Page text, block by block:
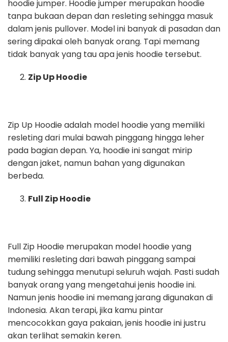
hoodie jumper. Hoodie jumper merupakan hoodie
tanpa bukaan depan dan resleting sehingga masuk
dalam jenis pullover. Model ini banyak di pasadan dan
sering dipakai oleh banyak orang. Tapi memang
tidak banyak yang tau apa jenis hoodie tersebut.
Zip Up Hoodie
Zip Up Hoodie adalah model hoodie yang memiliki
resleting dari mulai bawah pinggang hingga leher
pada bagian depan. Ya, hoodie ini sangat mirip
dengan jaket, namun bahan yang digunakan
berbeda.
Full Zip Hoodie
Full Zip Hoodie merupakan model hoodie yang
memiliki resleting dari bawah pinggang sampai
tudung sehingga menutupi seluruh wajah. Pasti sudah
banyak orang yang mengetahui jenis hoodie ini.
Namun jenis hoodie ini memang jarang digunakan di
Indonesia. Akan terapi, jika kamu pintar
mencocokkan gaya pakaian, jenis hoodie ini justru
akan terlihat semakin keren.